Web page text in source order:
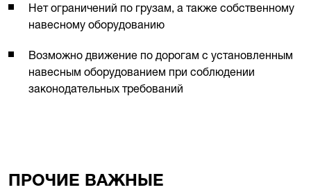
Нет ограничений по грузам, а также собственному
навесному оборудованию
Возможно движение по дорогам с установленным
навесным оборудованием при соблюдении
законодательных требований
ПРОЧИЕ BАЖНЫЕ